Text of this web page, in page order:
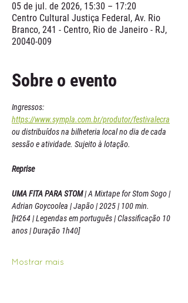
05 de jul. de 2026, 15:30 – 17:20
Centro Cultural Justiça Federal, Av. Rio
Branco, 241 - Centro, Rio de Janeiro - RJ,
20040-009
Sobre o evento
Ingressos:
https://www.sympla.com.br/produtor/festivalecra
ou distribuídos na bilheteria local no dia de cada
sessão e atividade. Sujeito à lotação.
Reprise
UMA FITA PARA STOM | A Mixtape for Stom Sogo |
Adrian Goycoolea | Japão | 2025 | 100 min.
[H264 | Legendas em português | Classificação 10
anos | Duração 1h40]
Mostrar mais